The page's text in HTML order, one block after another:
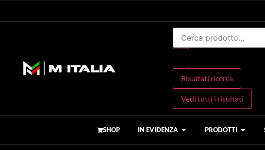
Risultati ricerca
Vedi tutti i risultati
SHOP IN EVIDENZA PRODOTTI